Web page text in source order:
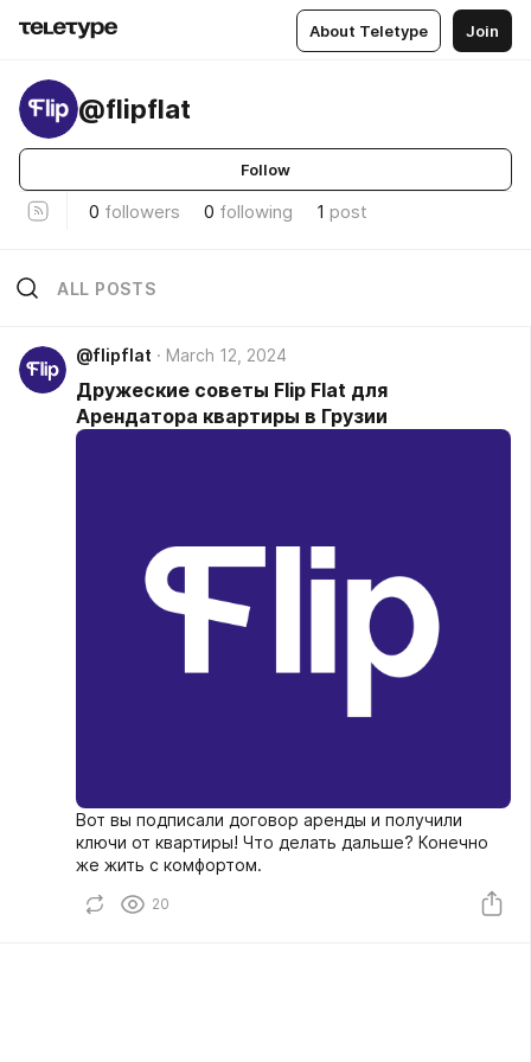
About Teletype Join
@flipflat
Follow
0 followers 0 following 1 post
ALL POSTS
@flipflat March 12, 2024
Дружеские советы Flip Flat для
Арендатора квартиры в Грузии
Вот вы подписали договор аренды и получили
ключи от квартиры! Что делать дальше? Конечно
же жить с комфортом.
20